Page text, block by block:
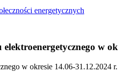
energetycznych
w
w okresie 14.06-31.12.2024 r.